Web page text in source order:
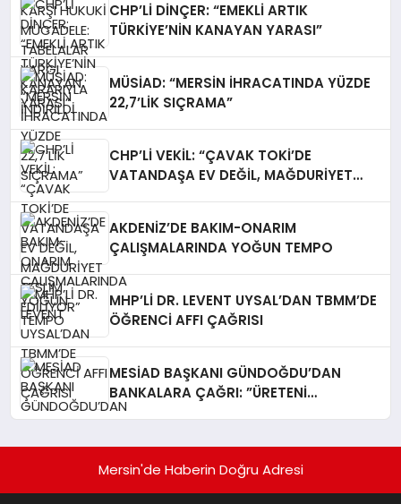
CHP’Lİ DİNÇER: “EMEKLİ ARTIK
TÜRKİYE’NİN KANAYAN YARASI”
MÜSİAD: “MERSİN İHRACATINDA YÜZDE
22,7’LİK SIÇRAMA”
CHP’Lİ VEKİL: “ÇAVAK TOKİ’DE
VATANDAŞA EV DEĞİL, MAĞDURİYET
AKDENİZ’DE BAKIM-ONARIM
ÇALIŞMALARINDA YOĞUN TEMPO
MHP’Lİ DR. LEVENT UYSAL’DAN TBMM’DE
ÖĞRENCİ AFFI ÇAĞRISI
MESİAD BAŞKANI GÜNDOĞDU’DAN
BANKALARA ÇAĞRI: ​”ÜRETENİ
YAŞATMAK, TÜRKİYE EKONOMİSİNİ
Mersin'de Haberin Doğru Adresi